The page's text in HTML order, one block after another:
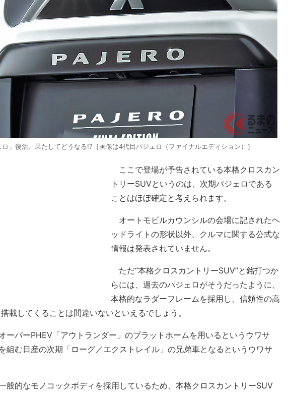
」復活、果たしてどうなる!?［画像は4代目パジェロ（ファイナルエディション）］
ここで登場が予告されている本格クロスカン
トリーSUVというのは、次期パジェロである
ことはほぼ確定と考えられます。
オートモビルカウンシルの会場に記されたヘ
ッドライトの形状以外、クルマに関する公式な
情報は発表されていません。
ただ“本格クロスカントリーSUV”と銘打つか
らには、過去のパジェロがそうだったように、
本格的なラダーフレームを採用し、信頼性の高
載してくることは間違いないといえるでしょう。
ーバーPHEV「アウトランダー」のプラットホームを用いるというウワサ
組む日産の次期「ローグ／エクストレイル」の兄弟車となるというウワサ
般的なモノコックボディを採用しているため、本格クロスカントリーSUV